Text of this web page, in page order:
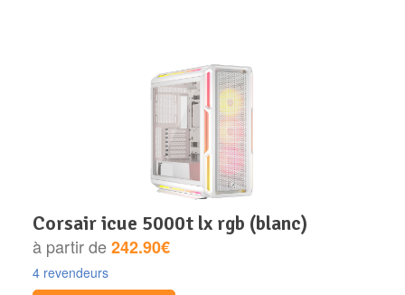
corsair icue 5000t lx rgb (blanc)
à partir de242.90€
4 revendeurs